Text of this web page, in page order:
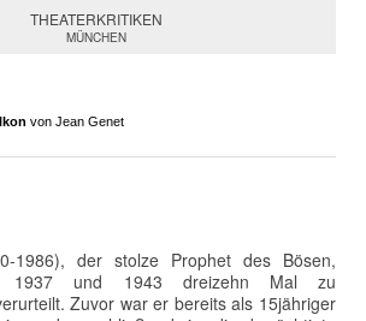
THEATERKRITIKEN
MÜNCHEN
von Jean Genet
1986), der stolze Prophet des Bösen,
1937 und 1943 dreizehn Mal zu
Zuvor war er bereits als 15jähriger